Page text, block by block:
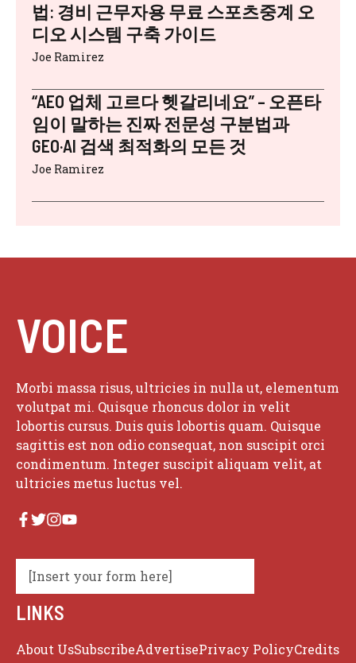
법: 경비 근무자용 무료 스포츠중계 오
디오 시스템 구축 가이드
Joe Ramirez
“AEO 업체 고르다 헷갈리네요” – 오픈타
임이 말하는 진짜 전문성 구분법과
GEO·AI 검색 최적화의 모든 것
Joe Ramirez
VOICE
Morbi massa risus, ultricies in nulla ut, elementum
volutpat mi. Quisque rhoncus dolor in velit
lobortis cursus. Duis quis lobortis quam. Quisque
sagittis est non odio consequat, non suscipit orci
condimentum. Integer suscipit aliquam velit, at
ultricies metus luctus vel.
[Insert your form here]
LINKS
About UsSubscribeAdvertisePrivacy PolicyCredits